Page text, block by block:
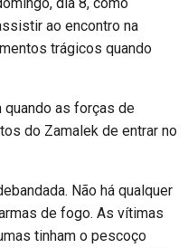
ao encontro na
trágicos quando
quando as forças de
do Zamalek de entrar no
Não há qualquer
de fogo. As vítimas
tinham o pescoço